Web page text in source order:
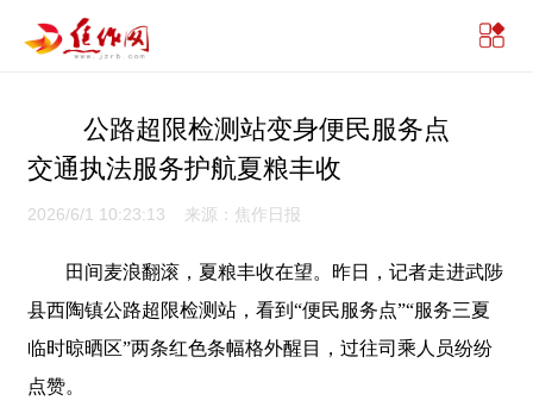
公路超限检测站变身便民服务点
交通执法服务护航夏粮丰收
2026/6/1 10:23:13 来源：焦作日报
田间麦浪翻滚，夏粮丰收在望。昨日，记者走进武陟
县西陶镇公路超限检测站，看到“便民服务点”“服务三夏
临时晾晒区”两条红色条幅格外醒目，过往司乘人员纷纷
点赞。